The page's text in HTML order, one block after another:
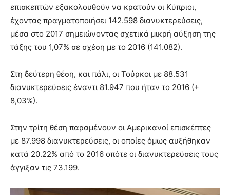
επισκεπτών εξακολουθούν να κρατούν οι Κύπριοι,
έχοντας πραγματοποιήσει 142.598 διανυκτερεύσεις,
μέσα στο 2017 σημειώνοντας σχετικά μικρή αύξηση της
τάξης του 1,07% σε σχέση με το 2016 (141.082).
Στη δεύτερη θέση, και πάλι, οι Τούρκοι με 88.531
διανυκτερεύσεις έναντι 81.947 που ήταν το 2016 (+
8,03%).
Στην τρίτη θέση παραμένουν οι Αμερικανοί επισκέπτες
με 87.998 διανυκτερεύσεις, οι οποίες όμως αυξήθηκαν
κατά 20.22% από το 2016 οπότε οι διανυκτερεύσεις τους
άγγιξαν τις 73.199.